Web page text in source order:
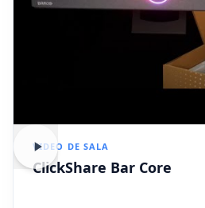
VIDEO DE SALA
ClickShare Bar Core